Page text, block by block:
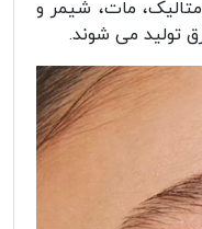
مات، شیمر و
تولید می شوند.